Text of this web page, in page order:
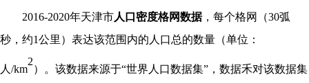
2016-2020年天津市人口密度格网数据，每个格网（30弧
秒，约1公里）表达该范围内的人口总的数量（单位：
人/km
2
）。该数据来源于“世界人口数据集”，数据禾对该数据集